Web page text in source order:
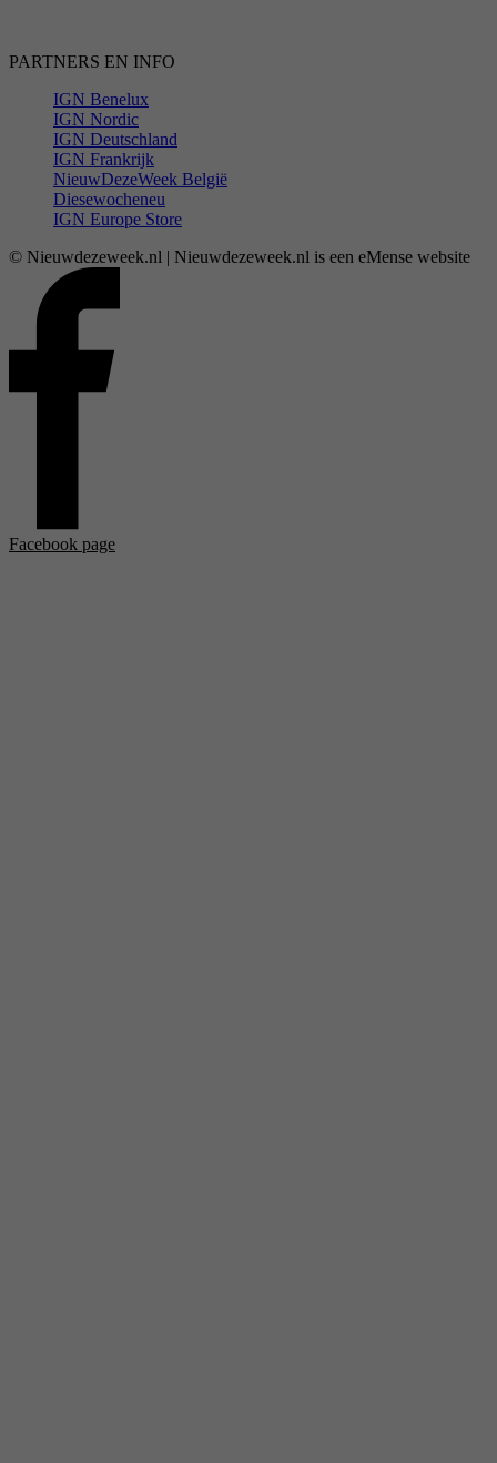
PARTNERS EN INFO
IGN Benelux
IGN Nordic
IGN Deutschland
IGN Frankrijk
NieuwDezeWeek België
Diesewocheneu
IGN Europe Store
© Nieuwdezeweek.nl | Nieuwdezeweek.nl is een eMense website
Facebook page